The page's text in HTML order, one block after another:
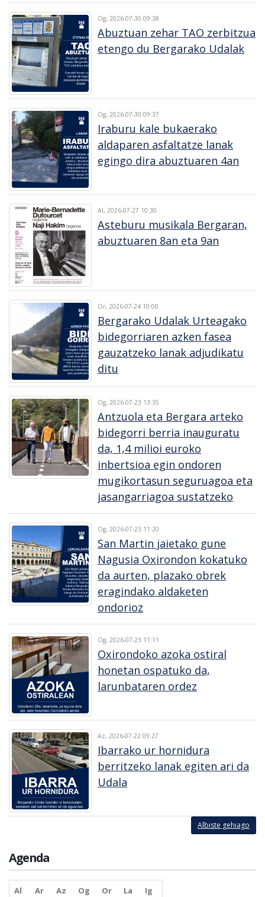
Og, 2026-07-30 09:38
Abuztuan zehar TAO zerbitzua
etengo du Bergarako Udalak
Og, 2026-07-30 09:37
Iraburu kale bukaerako
aldaparen asfaltatze lanak
egingo dira abuztuaren 4an
Al, 2026-07-27 10:30
Asteburu musikala Bergaran,
abuztuaren 8an eta 9an
Or, 2026-07-24 10:00
Bergarako Udalak Urteagako
bidegorriaren azken fasea
gauzatzeko lanak adjudikatu
ditu
Og, 2026-07-23 13:35
Antzuola eta Bergara arteko
bidegorri berria inauguratu
da, 1,4 milioi euroko
inbertsioa egin ondoren
mugikortasun seguruagoa eta
jasangarriagoa sustatzeko
Og, 2026-07-23 11:20
San Martin jaietako gune
Nagusia Oxirondon kokatuko
da aurten, plazako obrek
eragindako aldaketen
ondorioz
Og, 2026-07-23 11:11
Oxirondoko azoka ostiral
honetan ospatuko da,
larunbataren ordez
Az, 2026-07-22 09:27
Ibarrako ur hornidura
berritzeko lanak egiten ari da
Udala
Albiste gehiago
Agenda
Al Ar Az Og Or La
Ig